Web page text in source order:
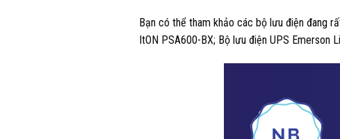
Bạn có thể tham khảo các bộ lưu điện đang
ItON PSA600-BX; Bộ lưu điện UPS Emerson